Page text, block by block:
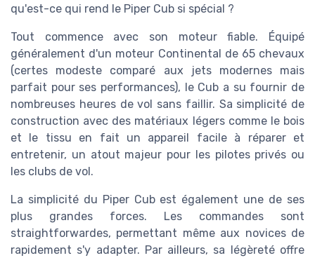
qu'est-ce qui rend le Piper Cub si spécial ?
Tout commence avec son moteur fiable. Équipé
généralement d'un moteur Continental de 65 chevaux
(certes modeste comparé aux jets modernes mais
parfait pour ses performances), le Cub a su fournir de
nombreuses heures de vol sans faillir. Sa simplicité de
construction avec des matériaux légers comme le bois
et le tissu en fait un appareil facile à réparer et
entretenir, un atout majeur pour les pilotes privés ou
les clubs de vol.
La simplicité du Piper Cub est également une de ses
plus grandes forces. Les commandes sont
straightforwardes, permettant même aux novices de
rapidement s'y adapter. Par ailleurs, sa légèreté offre